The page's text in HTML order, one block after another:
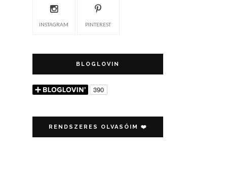
INSTAGRAM PINTEREST
BLOGLOVIN
RENDSZERES OLVASÓIM ❤️